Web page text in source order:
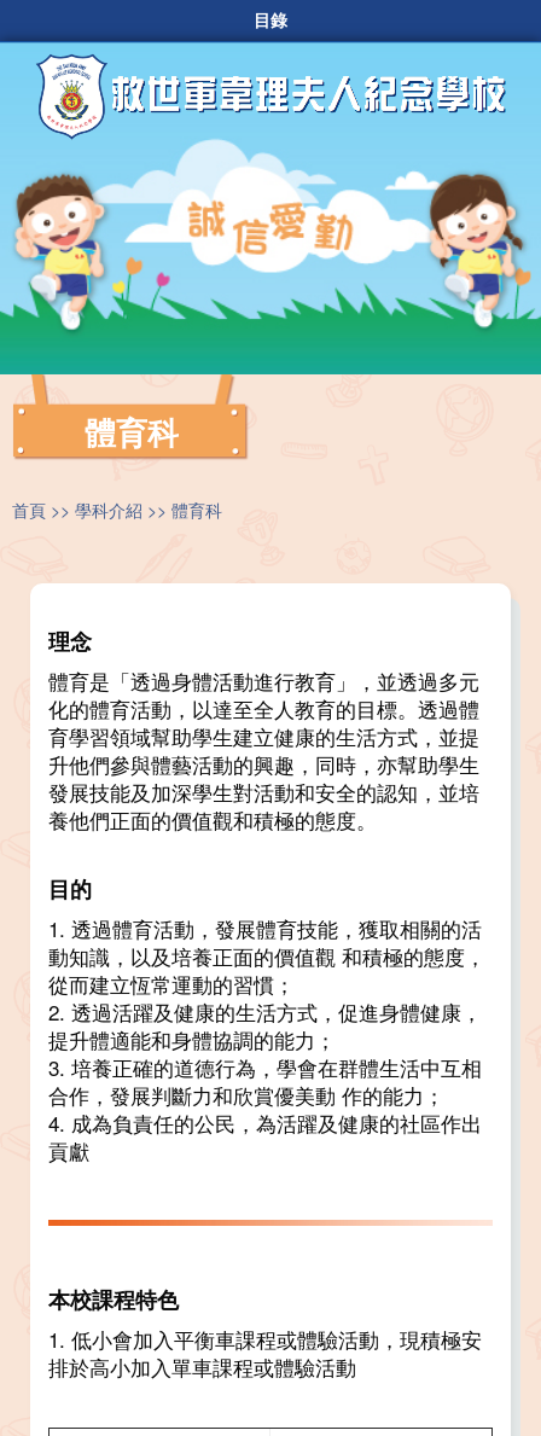
目錄
體育科
首頁 學科介紹 體育科
理念
體育是「透過身體活動進行教育」，並透過多元
化的體育活動，以達至全人教育的目標。透過體
育學習領域幫助學生建立健康的生活方式，並提
升他們參與體藝活動的興趣，同時，亦幫助學生
發展技能及加深學生對活動和安全的認知，並培
養他們正面的價值觀和積極的態度。
目的
1. 透過體育活動，發展體育技能，獲取相關的活
動知識，以及培養正面的價值觀 和積極的態度，
從而建立恆常運動的習慣；
2. 透過活躍及健康的生活方式，促進身體健康，
提升體適能和身體協調的能力；
3. 培養正確的道德行為，學會在群體生活中互相
合作，發展判斷力和欣賞優美動 作的能力；
4. 成為負責任的公民，為活躍及健康的社區作出
貢獻
本校課程特色
1. 低小會加入平衡車課程或體驗活動，現積極安
排於高小加入單車課程或體驗活動